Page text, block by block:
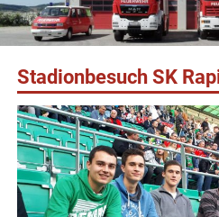
Stadionbesuch SK